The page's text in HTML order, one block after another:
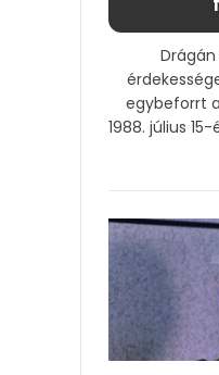
egybeforrt
1988. július